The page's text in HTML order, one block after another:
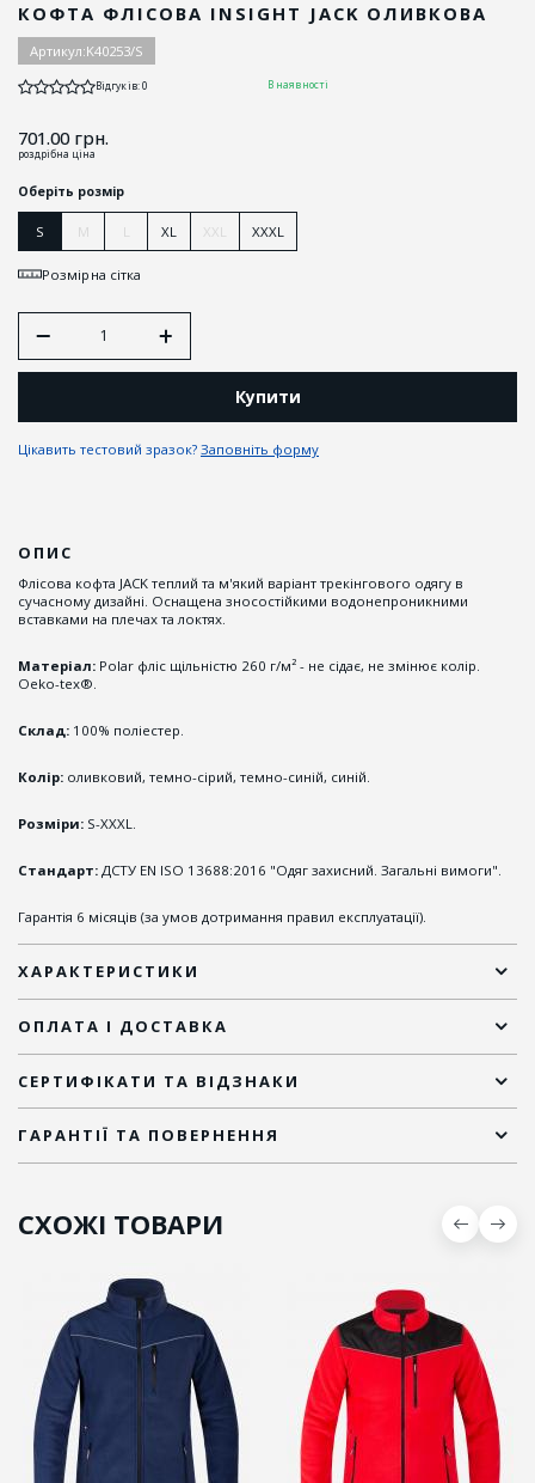
КОФТА ФЛІСОВА INSIGHT JACK ОЛИВКОВА
Артикул:K40253/S
Відгуків: 0 В наявності
701.00грн.
роздрібна ціна
Оберіть розмір
S M L XL XXL XXXL
Розмірна сітка
Купити
Цікавить тестовий зразок? Заповніть форму
ОПИС
Флісова кофта JACK теплий та м'який варіант трекінгового одягу в
сучасному дизайні. Оснащена зносостійкими водонепроникними
вставками на плечах та локтях.
Матеріал: Polar фліс щільністю 260 г/м² - не сідає, не змінює колір.
Oeko-tex®.
Склад: 100% поліестер.
Колір: оливковий, темно-сірий, темно-синій, синій.
Розміри: S-XXXL.
Стандарт: ДСТУ EN ISO 13688:2016 "Одяг захисний. Загальні вимоги".
Гарантія 6 місяців (за умов дотримання правил експлуатації).
ХАРАКТЕРИСТИКИ
ОПЛАТА І ДОСТАВКА
СЕРТИФІКАТИ ТА ВІДЗНАКИ
ГАРАНТІЇ ТА ПОВЕРНЕННЯ
СХОЖІ ТОВАРИ